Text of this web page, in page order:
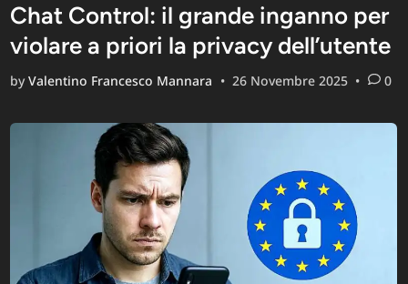
Chat Control: il grande inganno per
violare a priori la privacy dell’utente
byValentino Francesco Mannara • 26 Novembre 2025 • 0